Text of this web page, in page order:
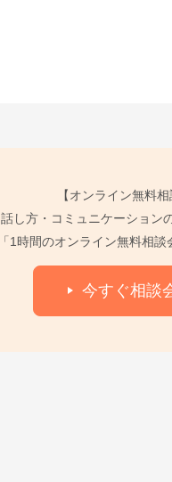
【オンライン無料
話し方・コミュニケーション
「1時間のオンライン無料相談
今すぐ相談